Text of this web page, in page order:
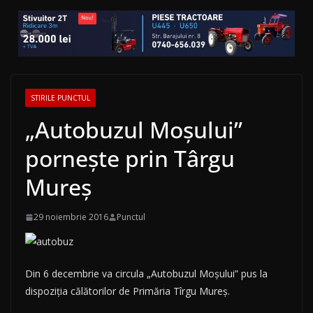
STIRILE PUNCTUL
„Autobuzul Moşului”
porneşte prin Târgu
Mureş
29 noiembrie 2016 Punctul
Din 6 decembrie va circula „Autobuzul Moşului” pus la
dispoziţia călătorilor de Primăria Tîrgu Mureş.